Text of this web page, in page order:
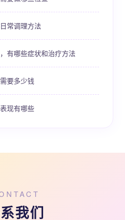
常调理方法
有哪些症状和治疗方法
要多少钱
现有哪些
我们